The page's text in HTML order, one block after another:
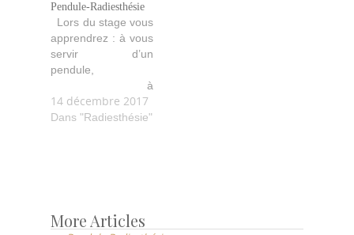
des recherches, à
vous amuser avec
votre pendule…
etc… Beaucoup
d’exercices
pratiques et
ludiques sont
proposés.
Pendule-Radiesthésie
Lors du stage vous
apprendrez : à vous
servir d’un
pendule,
à
lâcher-prise, à
formuler vos
pratiques et
14 décembre 2017
Dans "Radiesthésie"
Post
More Articles